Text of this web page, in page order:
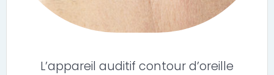
L’appareil auditif contour d’oreille